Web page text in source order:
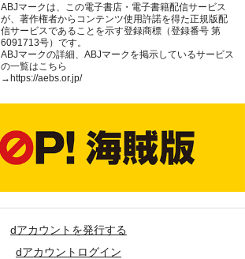
ABJマークは、この電子書店・電子書籍配信サービス
が、著作権者からコンテンツ使用許諾を得た正規版配
信サービスであることを示す登録商標（登録番号 第
6091713号）です。
ABJマークの詳細、ABJマークを掲示しているサービス
の一覧はこちら
→https://aebs.or.jp/
dアカウントを発行する
dアカウントログイン